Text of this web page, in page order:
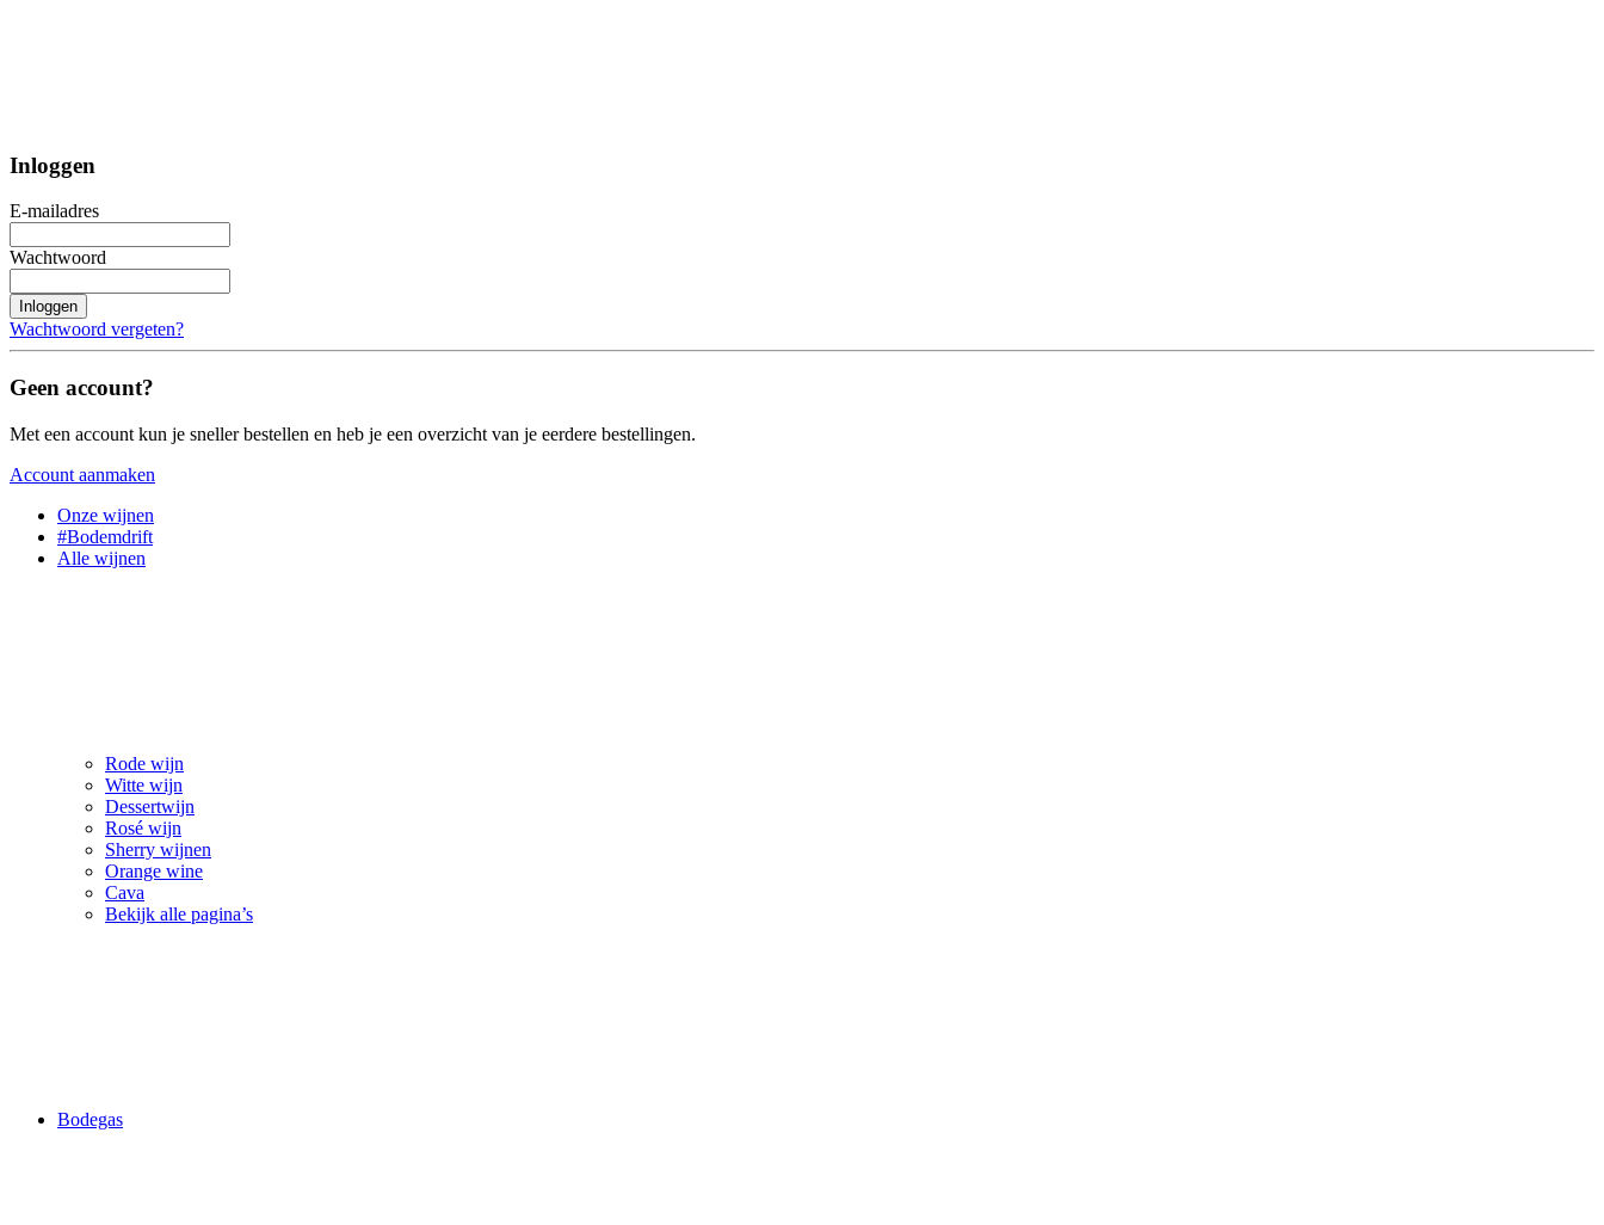
Inloggen
E-mailadres
Wachtwoord
Inloggen
Wachtwoord vergeten?
Geen account?
Met een account kun je sneller bestellen en heb je een overzicht van je eerdere bestellingen.
Account aanmaken
Onze wijnen
#Bodemdrift
Alle wijnen
Rode wijn
Witte wijn
Dessertwijn
Rosé wijn
Sherry wijnen
Orange wine
Cava
Bekijk alle pagina’s
Bodegas